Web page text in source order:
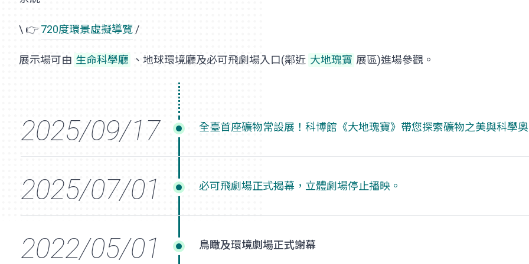
\ 👉 720度環景虛擬導覽 /
展示場可由 生命科學廳 、地球環境廳及必可飛劇場入口(鄰近 大地瑰寶 展區)進場參觀。
全臺首座礦物常設展！科博館《大地瑰寶》帶您探索礦物之美與科學
必可飛劇場正式揭幕，立體劇場停止播映。
鳥瞰及環境劇場正式謝幕